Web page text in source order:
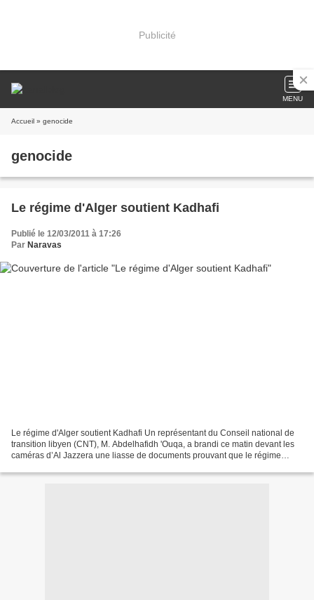
Publicité
MENU
Accueil » genocide
genocide
Le régime d'Alger soutient Kadhafi
Publié le 12/03/2011 à 17:26
Par Naravas
Le régime d'Alger soutient Kadhafi Un représentant du Conseil national de
transition libyen (CNT), M. Abdelhafidh 'Ouqa, a brandi ce matin devant les
caméras d’Al Jazzera une liasse de documents prouvant que le régime